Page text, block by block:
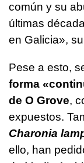
común y su
últimas
en Galicia»,
Pese a esto,
forma
de O Grove,
expuestos.
Charonia
ello, han